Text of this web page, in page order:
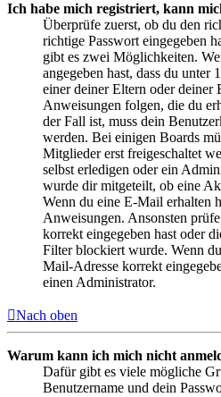
Ich habe mich registriert, kann
Überprüfe zuerst, ob du den
richtige Passwort eingegeben
gibt es zwei Möglichkeiten.
angegeben hast, dass du unter
einer deiner Eltern oder deiner
Anweisungen folgen, die du
der Fall ist, muss dein
werden. Bei einigen Boards
Mitglieder erst freigeschaltet
selbst erledigen oder ein
wurde dir mitgeteilt, ob eine
Wenn du eine E-Mail erhalten
Anweisungen. Ansonsten
korrekt eingegeben hast oder
Filter blockiert wurde. Wenn
Mail-Adresse korrekt
einen Administrator.
Nach oben
Warum kann ich mich nicht
Dafür gibt es viele mögliche
Benutzername und dein